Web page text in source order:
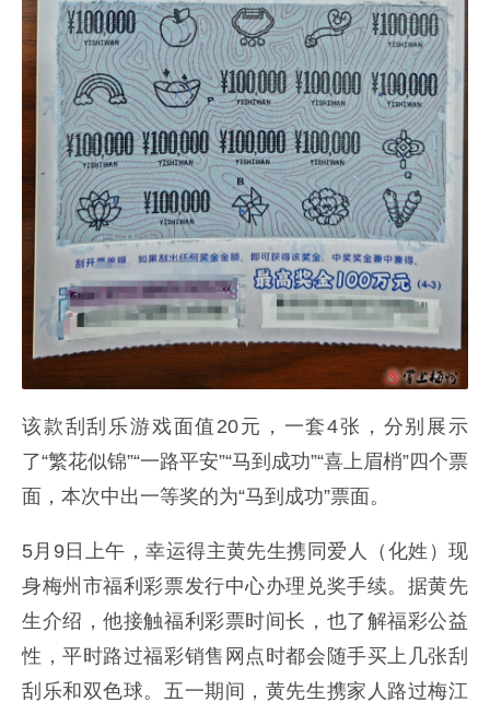
该款刮刮乐游戏面值20元，一套4张，分别展示
了“繁花似锦”“一路平安”“马到成功”“喜上眉梢”四个票
面，本次中出一等奖的为“马到成功”票面。
5月9日上午，幸运得主黄先生携同爱人（化姓）现
身梅州市福利彩票发行中心办理兑奖手续。据黄先
生介绍，他接触福利彩票时间长，也了解福彩公益
性，平时路过福彩销售网点时都会随手买上几张刮
刮乐和双色球。五一期间，黄先生携家人路过梅江